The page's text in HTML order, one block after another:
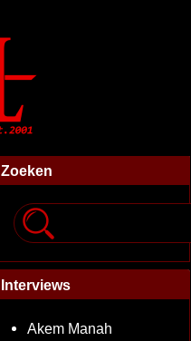
Zoeken
Interviews
Akem Manah